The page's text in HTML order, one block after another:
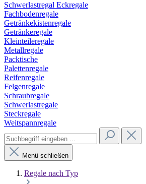
Schwerlastregal Eckregale
Fachbodenregale
Getränkekistenregale
Getränkeregale
Kleinteileregale
Metallregale
Packtische
Palettenregale
Reifenregale
Felgenregale
Schraubregale
Schwerlastregale
Steckregale
Weitspannregale
Menü schließen
Regale nach Typ